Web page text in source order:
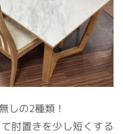
しの2種類！
肘置きを少し短くする